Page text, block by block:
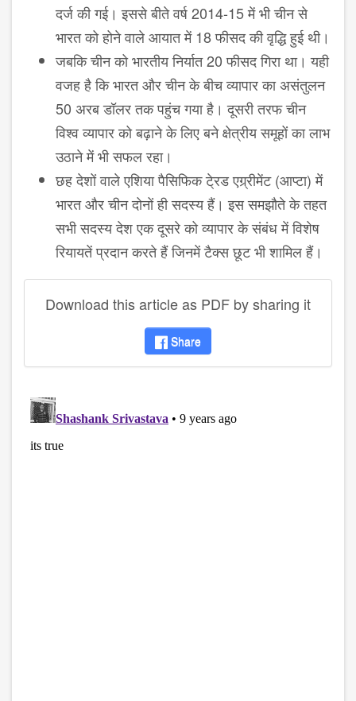
दर्ज की गई। इससे बीते वर्ष 2014-15 में भी चीन से
भारत को होने वाले आयात में 18 फीसद की वृद्धि हुई थी।
जबकि चीन को भारतीय निर्यात 20 फीसद गिरा था। यही
वजह है कि भारत और चीन के बीच व्यापार का असंतुलन
50 अरब डॉलर तक पहुंच गया है। दूसरी तरफ चीन
विश्व व्यापार को बढ़ाने के लिए बने क्षेत्रीय समूहों का लाभ
उठाने में भी सफल रहा।
छह देशों वाले एशिया पैसिफिक टे्रड एग्र्रीमेंट (आप्टा) में
भारत और चीन दोनों ही सदस्य हैं। इस समझौते के तहत
सभी सदस्य देश एक दूसरे को व्यापार के संबंध में विशेष
रियायतें प्रदान करते हैं जिनमें टैक्स छूट भी शामिल हैं।
Download this article as PDF by sharing it
Share